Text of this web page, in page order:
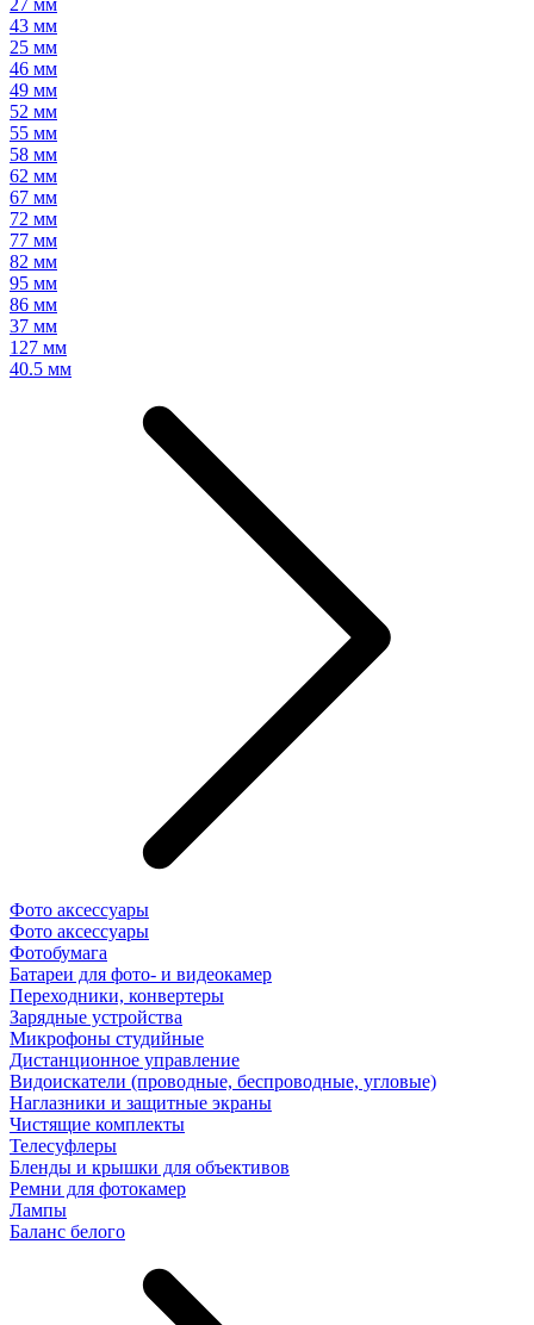
27 мм
43 мм
25 мм
46 мм
49 мм
52 мм
55 мм
58 мм
62 мм
67 мм
72 мм
77 мм
82 мм
95 мм
86 мм
37 мм
127 мм
40.5 мм
Фото аксессуары
Фото аксессуары
Фотобумага
Батареи для фото- и видеокамер
Переходники, конвертеры
Зарядные устройства
Микрофоны студийные
Дистанционное управление
Видоискатели (проводные, беспроводные, угловые)
Наглазники и защитные экраны
Чистящие комплекты
Телесуфлеры
Бленды и крышки для объективов
Ремни для фотокамер
Лампы
Баланс белого